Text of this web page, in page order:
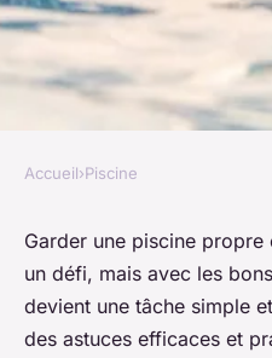
Consiels
astuces pour
propre
Accueil›Piscine
Garder une piscine
un défi, mais avec les
devient une tâche simple
des astuces efficaces et